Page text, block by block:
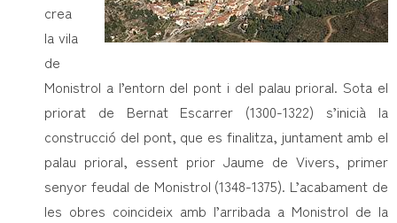
crea
la vila
de
Monistrol a l’entorn del pont i del palau prioral. Sota el
priorat de Bernat Escarrer (1300-1322) s’inicià la
construcció del pont, que es finalitza, juntament amb el
palau prioral, essent prior Jaume de Vivers, primer
senyor feudal de Monistrol (1348-1375). L’acabament de
les obres coincideix amb l’arribada a Monistrol de la